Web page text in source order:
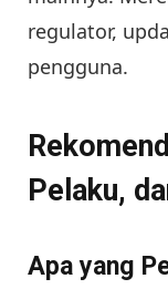
regulator,
pengguna.
Pelaku,
Apa yang